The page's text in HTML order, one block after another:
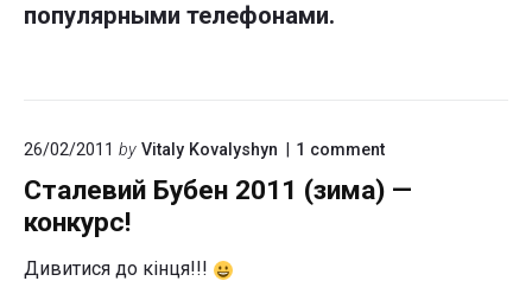
популярными телефонами.
26/02/2011 by Vitaly Kovalyshyn 1 commenton
Бубен
Сталевий Бубен 2011 (зима) —
конкурс!
Дивитися до кінця!!!